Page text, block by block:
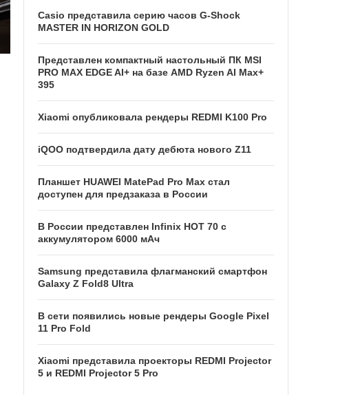
Casio представила серию часов G-Shock
MASTER IN HORIZON GOLD
Представлен компактный настольный ПК MSI
PRO MAX EDGE AI+ на базе AMD Ryzen AI Max+
395
Xiaomi опубликовала рендеры REDMI K100 Pro
iQOO подтвердила дату дебюта нового Z11
Планшет HUAWEI MatePad Pro Max стал
доступен для предзаказа в России
В России представлен Infinix HOT 70 с
аккумулятором 6000 мАч
Samsung представила флагманский смартфон
Galaxy Z Fold8 Ultra
В сети появились новые рендеры Google Pixel
11 Pro Fold
Xiaomi представила проекторы REDMI Projector
5 и REDMI Projector 5 Pro